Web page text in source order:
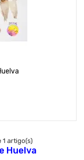
1 artigo(s)
Huelva